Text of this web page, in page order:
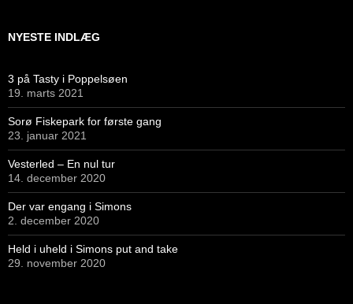
NYESTE INDLÆG
3 på Tasty i Poppelsøen
19. marts 2021
Sorø Fiskepark for første gang
23. januar 2021
Vesterled – En nul tur
14. december 2020
Der var engang i Simons
2. december 2020
Held i uheld i Simons put and take
29. november 2020